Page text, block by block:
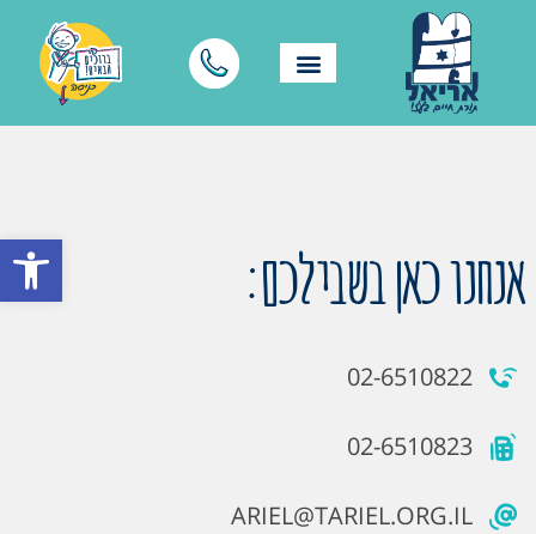
פתח אנחנו כאן בשבילכם:
02-6510822
02-6510823
ARIEL@TARIEL.ORG.IL